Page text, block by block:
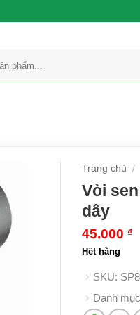
Trang chủ /
Vòi
dây
45.000 ₫
Hết hàng
SKU:
Danh